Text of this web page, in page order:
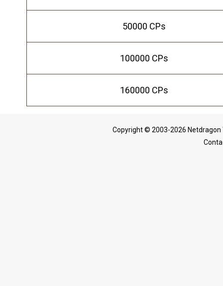
50000 CPs
100000 CPs
160000 CPs
Copyright © 2003-2026 Netdragon